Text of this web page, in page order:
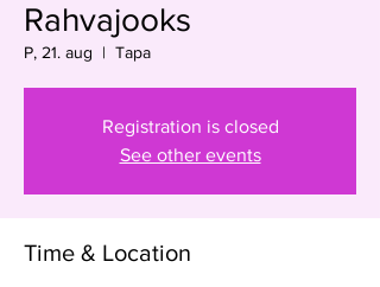
Rahvajooks
P, 21. aug
  |
Tapa
Registration is closed
See other events
Time & Location